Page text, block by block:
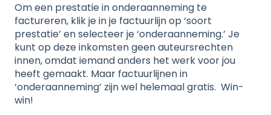
Om een prestatie in onderaanneming te
factureren, klik je in je factuurlijn op ‘soort
prestatie’ en selecteer je ‘onderaanneming.’ Je
kunt op deze inkomsten geen auteursrechten
innen, omdat iemand anders het werk voor jou
heeft gemaakt. Maar factuurlijnen in
‘onderaanneming’ zijn wel helemaal gratis. Win-
win!